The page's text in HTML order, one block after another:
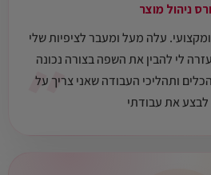
״
ניהול מוצר
עלה מעל ומעבר לציפיות שלי
לי להבין את השפה בצורה נכונה
ותהליכי העבודה שאני צריך על
את עבודתי